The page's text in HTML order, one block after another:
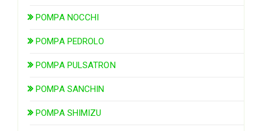
POMPA NOCCHI
POMPA PEDROLO
POMPA PULSATRON
POMPA SANCHIN
POMPA SHIMIZU